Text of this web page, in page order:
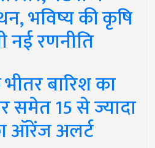
भविष्य की कृषि
नई रणनीति
बारिश का
समेत 15 से ज्यादा
ऑरेंज अलर्ट